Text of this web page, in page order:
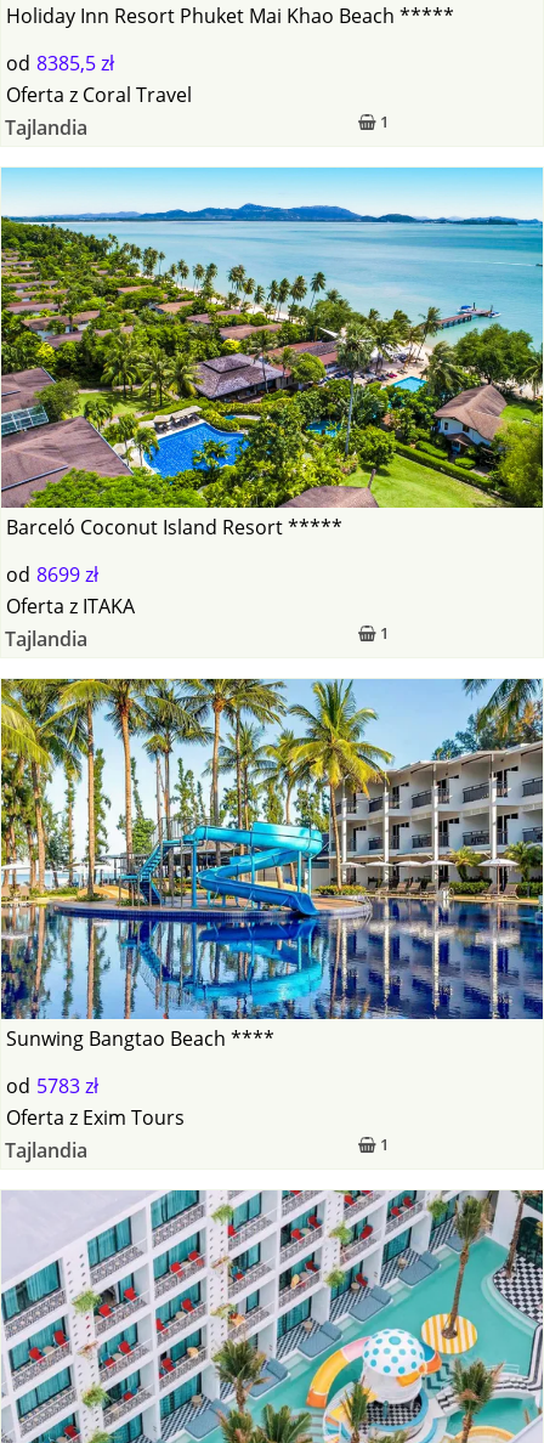
Holiday Inn Resort Phuket Mai Khao Beach *****
od 8385,5 zł
1
Oferta z Coral Travel
Tajlandia
Barceló Coconut Island Resort *****
od 8699 zł
1
Oferta z ITAKA
Tajlandia
Sunwing Bangtao Beach ****
od 5783 zł
1
Oferta z Exim Tours
Tajlandia